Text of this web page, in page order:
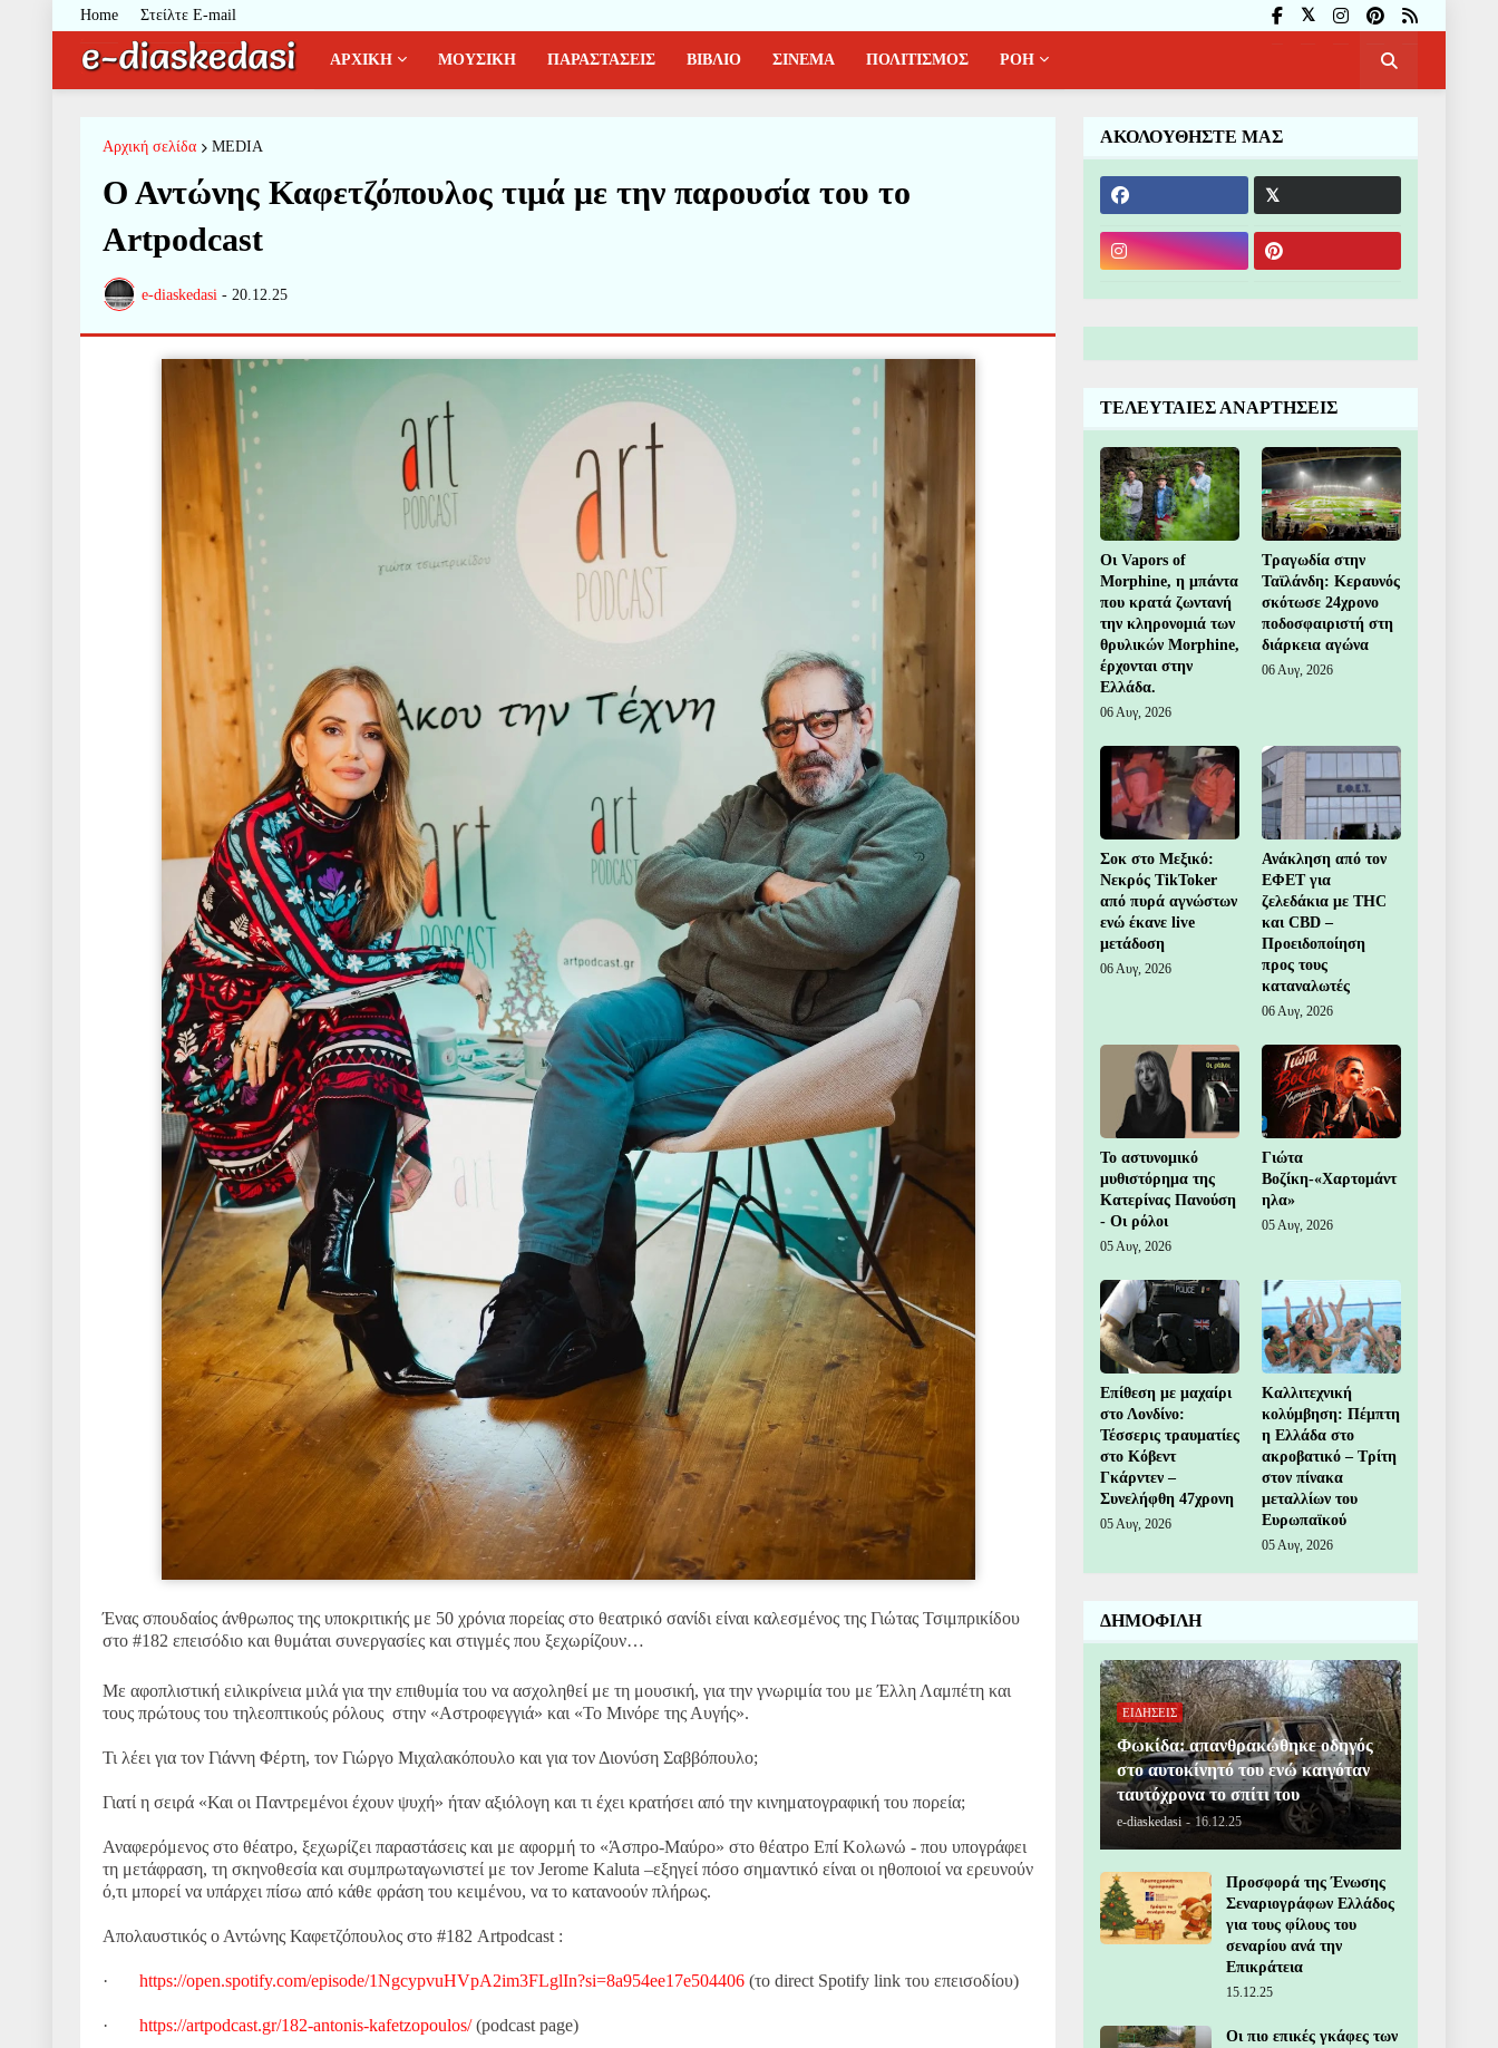
Home Στείλτε E-mail
ΑΡΧΙΚΗ ΜΟΥΣΙΚΗ ΠΑΡΑΣΤΑΣΕΙΣ ΒΙΒΛΙΟ ΣΙΝΕΜΑ ΠΟΛΙΤΙΣΜΟΣ ΡΟΗ
Αρχική σελίδα MEDIA
Ο Αντώνης Καφετζόπουλος τιμά με την παρουσία του το
Artpodcast
e-diaskedasi - 20.12.25
Ένας σπουδαίος άνθρωπος της υποκριτικής με 50 χρόνια πορείας στο θεατρικό σανίδι είναι καλεσμένος της Γιώτας Τσιμπρικίδου
στο #182 επεισόδιο και θυμάται συνεργασίες και στιγμές που ξεχωρίζουν…
Με αφοπλιστική ειλικρίνεια μιλά για την επιθυμία του να ασχοληθεί με τη μουσική, για την γνωριμία του με Έλλη Λαμπέτη και
τους πρώτους του τηλεοπτικούς ρόλους στην «Αστροφεγγιά» και «Το Μινόρε της Αυγής».
Τι λέει για τον Γιάννη Φέρτη, τον Γιώργο Μιχαλακόπουλο και για τον Διονύση Σαββόπουλο;
Γιατί η σειρά «Και οι Παντρεμένοι έχουν ψυχή» ήταν αξιόλογη και τι έχει κρατήσει από την κινηματογραφική του πορεία;
Αναφερόμενος στο θέατρο, ξεχωρίζει παραστάσεις και με αφορμή το «Άσπρο-Μαύρο» στο θέατρο Επί Κολωνώ - που υπογράφει
τη μετάφραση, τη σκηνοθεσία και συμπρωταγωνιστεί με τον Jerome Kaluta –εξηγεί πόσο σημαντικό είναι οι ηθοποιοί να ερευνούν
ό,τι μπορεί να υπάρχει πίσω από κάθε φράση του κειμένου, να το κατανοούν πλήρως.
Απολαυστικός ο Αντώνης Καφετζόπουλος στο #182 Artpodcast :
· https://open.spotify.com/episode/1NgcypvuHVpA2im3FLglIn?si=8a954ee17e504406 (το direct Spotify link του επεισοδίου)
· https://artpodcast.gr/182-antonis-kafetzopoulos/(podcast page)
ΑΚΟΛΟΥΘΗΣΤΕ ΜΑΣ
ΤΕΛΕΥΤΑΙΕΣ ΑΝΑΡΤΗΣΕΙΣ
Οι Vapors of
Morphine, η μπάντα
που κρατά ζωντανή
την κληρονομιά των
θρυλικών Morphine,
έρχονται στην
Ελλάδα.
06 Αυγ, 2026
Τραγωδία στην
Ταϊλάνδη: Κεραυνός
σκότωσε 24χρονο
ποδοσφαιριστή στη
διάρκεια αγώνα
06 Αυγ, 2026
Σοκ στο Μεξικό:
Νεκρός TikToker
από πυρά αγνώστων
ενώ έκανε live
μετάδοση
06 Αυγ, 2026
Ανάκληση από τον
ΕΦΕΤ για
ζελεδάκια με THC
και CBD –
Προειδοποίηση
προς τους
καταναλωτές
06 Αυγ, 2026
Το αστυνομικό
μυθιστόρημα της
Κατερίνας Πανούση
- Οι ρόλοι
05 Αυγ, 2026
Γιώτα
Βοζίκη-«Χαρτομάντ
ηλα»
05 Αυγ, 2026
Επίθεση με μαχαίρι
στο Λονδίνο:
Τέσσερις τραυματίες
στο Κόβεντ
Γκάρντεν –
Συνελήφθη 47χρονη
05 Αυγ, 2026
Καλλιτεχνική
κολύμβηση: Πέμπτη
η Ελλάδα στο
ακροβατικό – Τρίτη
στον πίνακα
μεταλλίων του
Ευρωπαϊκού
05 Αυγ, 2026
ΔΗΜΟΦΙΛΗ
ΕΙΔΗΣΕΙΣ
Φωκίδα: απανθρακώθηκε οδηγός
στο αυτοκίνητό του ενώ καιγόταν
ταυτόχρονα το σπίτι του
e-diaskedasi - 16.12.25
Προσφορά της Ένωσης
Σεναριογράφων Ελλάδος
για τους φίλους του
σεναρίου ανά την
Επικράτεια
15.12.25
Οι πιο επικές γκάφες των